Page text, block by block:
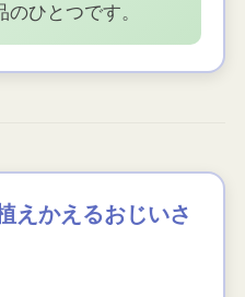
ひとつです。
えかえるおじいさ